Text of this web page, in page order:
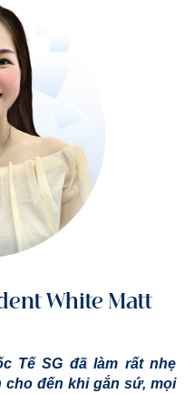
White Matt
Tế SG đã làm rất nhẹ
cho đến khi gắn sứ, mọi